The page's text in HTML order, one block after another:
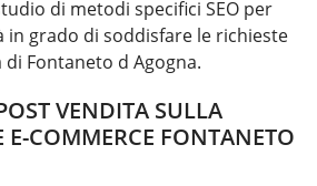
di metodi specifici SEO per
in grado di soddisfare le richieste
Fontaneto d Agogna.
VENDITA SULLA
COMMERCE FONTANETO